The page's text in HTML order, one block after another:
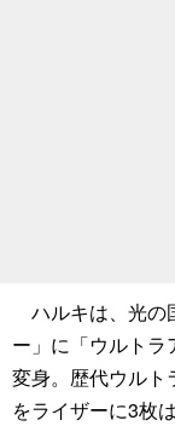
ハルキは、光の
ー」に「ウルトラ
変身。歴代ウルト
をライザーに3枚